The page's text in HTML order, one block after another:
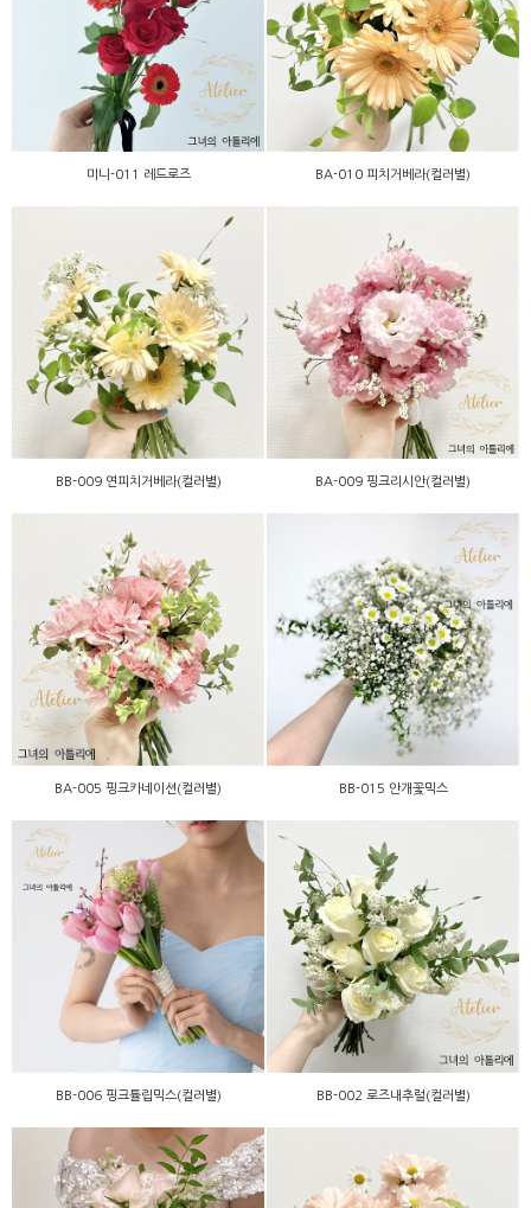
미니-011 레드로즈
미니-011 레드로즈
BA-010 피치거베라(컬러
별)
BA-010 피치거베라(컬러별)
BB-009 연피치거베라(컬러
별)
BB-009 연피치거베라(컬러별)
BA-009 핑크리시안(컬러
별)
BA-009 핑크리시안(컬러별)
BA-005 핑크카네이션(컬러
별)
BA-005 핑크카네이션(컬러별)
BB-015 안개꽃믹스
BB-015 안개꽃믹스
BB-006 핑크튤립믹스(컬러
별)
BB-006 핑크튤립믹스(컬러별)
BB-002 로즈내추럴(컬러
별)
BB-002 로즈내추럴(컬러별)